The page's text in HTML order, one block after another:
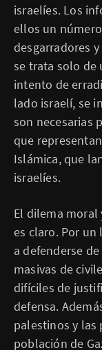
israelíes. Los
ellos un
desgarradores
se trata solo de
intento de
lado israelí, se
son necesarias
que
Islámica, que
israelíes.
El dilema
es claro. Por un
a defenderse
masivas de
difíciles de
defensa.
palestinos y las
población de